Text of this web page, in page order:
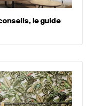
le guide